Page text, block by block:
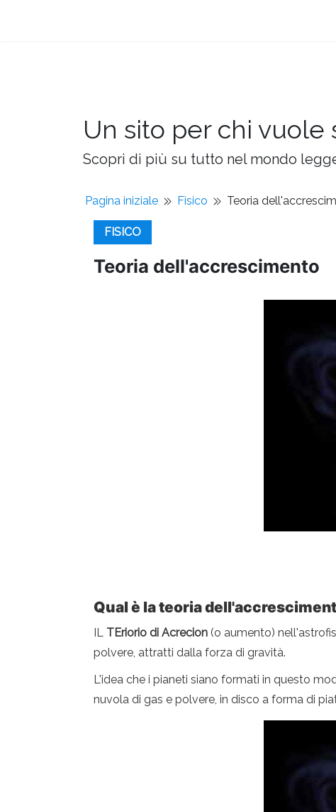
Un sito per chi vuole
Scopri di più su tutto nel mondo
Pagina iniziale Fisico Teoria
FISICO
Teoria dell'accrescimento
Qual è la teoria
IL TEriorio di Acrecion (o aumento)
polvere, attratti dalla forza di gravità.
L'idea che i pianeti siano formati in questo
nuvola di gas e polvere, in disco a forma di